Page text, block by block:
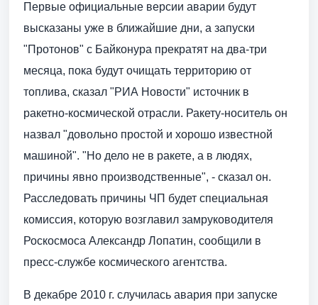
Первые официальные версии аварии будут
высказаны уже в ближайшие дни, а запуски
"Протонов" с Байконура прекратят на два-три
месяца, пока будут очищать территорию от
топлива, сказал "РИА Новости" источник в
ракетно-космической отрасли. Ракету-носитель он
назвал "довольно простой и хорошо известной
машиной". "Но дело не в ракете, а в людях,
причины явно производственные", - сказал он.
Расследовать причины ЧП будет специальная
комиссия, которую возглавил замруководителя
Роскосмоса Александр Лопатин, сообщили в
пресс-службе космического агентства.
В декабре 2010 г. случилась авария при запуске